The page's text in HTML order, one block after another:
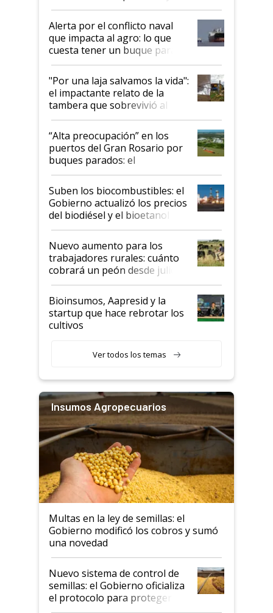
suspende el decreto de
desregulación
Alerta por el conflicto naval
que impacta al agro: lo que
cuesta tener un buque parado
y el peligro de que Argentina
pase a ser "país sucio"
"Por una laja salvamos la vida":
el impactante relato de la
tambera que sobrevivió al
tornado
“Alta preocupación” en los
puertos del Gran Rosario por
buques parados: el
funcionamiento de las
exportadoras en tensión tras
la medida de fuerza de los
prácticos
Suben los biocombustibles: el
Gobierno actualizó los precios
del biodiésel y el bioetanol
Nuevo aumento para los
trabajadores rurales: cuánto
cobrará un peón desde julio
Bioinsumos, Aapresid y la
startup que hace rebrotar los
cultivos
Ver todos los temas
Insumos Agropecuarios
Multas en la ley de semillas: el
Gobierno modificó los cobros y sumó
una novedad
Nuevo sistema de control de
semillas: el Gobierno oficializa
el protocolo para proteger la
propiedad intelectual